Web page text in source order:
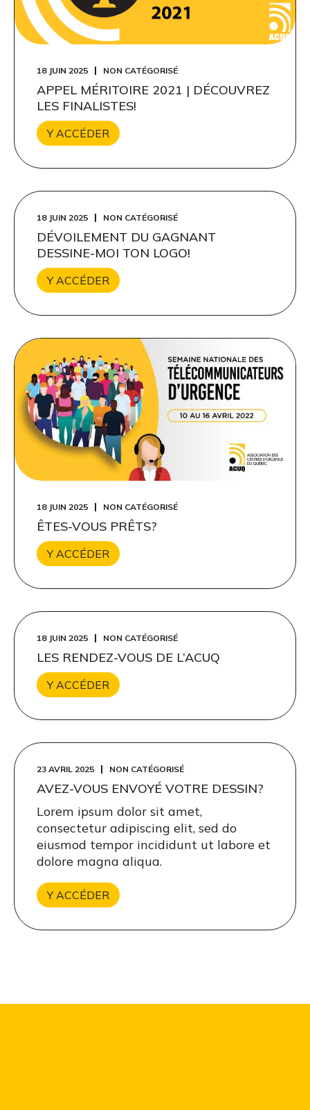
18 JUIN 2025 NON CATÉGORISÉ
APPEL MÉRITOIRE 2021 | DÉCOUVREZ
LES FINALISTES!
Y ACCÉDER
18 JUIN 2025 NON CATÉGORISÉ
DÉVOILEMENT DU GAGNANT
DESSINE-MOI TON LOGO!
Y ACCÉDER
18 JUIN 2025 NON CATÉGORISÉ
ÊTES-VOUS PRÊTS?
Y ACCÉDER
18 JUIN 2025 NON CATÉGORISÉ
LES RENDEZ-VOUS DE L’ACUQ
Y ACCÉDER
23 AVRIL 2025 NON CATÉGORISÉ
AVEZ-VOUS ENVOYÉ VOTRE DESSIN?
Lorem ipsum dolor sit amet,
consectetur adipiscing elit, sed do
eiusmod tempor incididunt ut labore et
dolore magna aliqua.
Y ACCÉDER